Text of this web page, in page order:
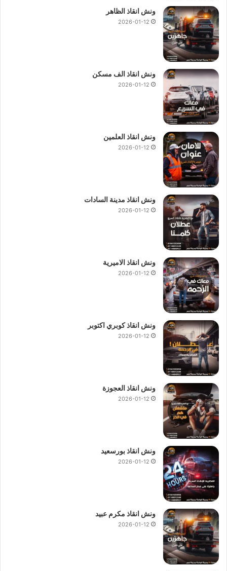
ونش انقاذ الظاهر
2026-01-12
ونش انقاذ الف مسكن
2026-01-12
ونش انقاذ العلمين
2026-01-12
ونش انقاذ مدينة السادات
2026-01-12
ونش انقاذ الاميرية
2026-01-12
ونش انقاذ كوبري اكتوبر
2026-01-12
ونش انقاذ العجوزة
2026-01-12
ونش انقاذ بورسعيد
2026-01-12
ونش انقاذ مكرم عبيد
2026-01-12